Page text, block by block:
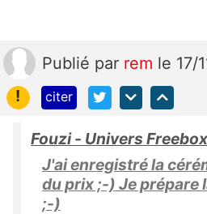
Publié par rem le 17/
!
citer
Fouzi - Univers
J'ai enregistré la
du prix ;-) Je prépare
;-)